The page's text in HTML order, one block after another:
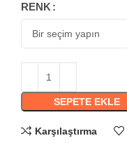
RENK
SEPETE EKLE
Karşılaştırma